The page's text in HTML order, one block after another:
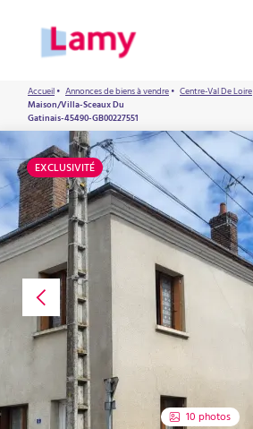
Accueil• Annonces de biens à vendre• Centre-Val De Loire
Maison/Villa-Sceaux Du
Gatinais-45490-GB00227551
EXCLUSIVITÉ
10 photos